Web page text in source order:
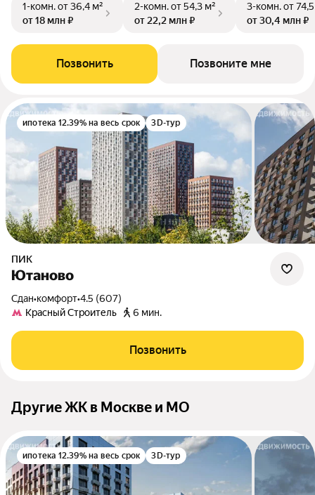
1-комн.от 36,4 м²
от 18 млн ₽
2-комн.от 54,3 м²
от 22,2 млн ₽
3-комн.от
от 30,4 млн ₽
Позвонить Позвоните мне
ипотека 12.39% на весь срок 3D-тур
ПИК
Ютаново
Сдан•комфорт•4.5 (607)
Кpacный Строитель
6 мин.
Позвонить
Другие ЖК в Москве и МО
ипотека 12.39% на весь срок 3D-тур